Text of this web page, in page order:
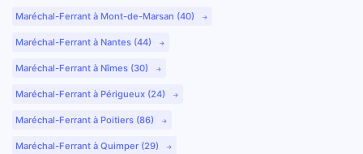
Maréchal-Ferrant à Mont-de-Marsan (40)
Maréchal-Ferrant à Nantes (44)
Maréchal-Ferrant à Nîmes (30)
Maréchal-Ferrant à Périgueux (24)
Maréchal-Ferrant à Poitiers (86)
Maréchal-Ferrant à Quimper (29)